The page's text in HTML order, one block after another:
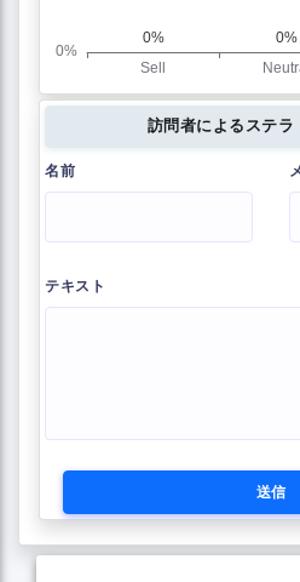
訪問者によるステ
名前
テキスト
送信